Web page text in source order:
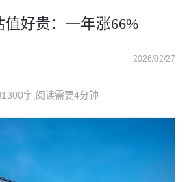
值好贵：一年涨66%
2026/02/27
字,阅读需要4分钟